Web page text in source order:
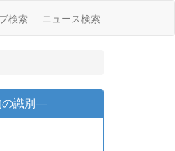
検索 ニュース検索
の識別―